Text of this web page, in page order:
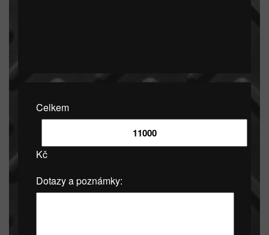
Celkem
Kč
Dotazy a poznámky: